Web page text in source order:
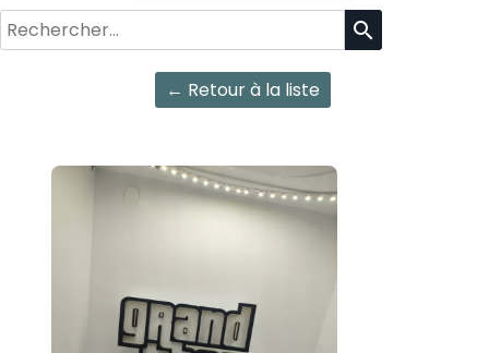
search
← Retour à la liste